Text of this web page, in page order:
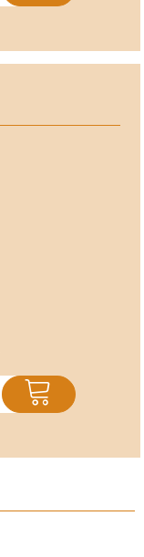
ACQUISTA